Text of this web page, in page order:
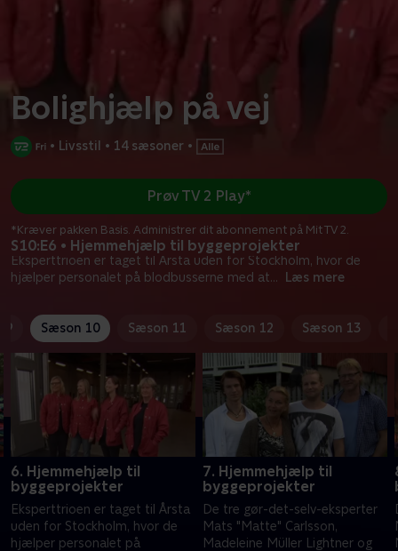
Bolighjælp på vej
• Livsstil • 14 sæsoner •
S10:E6 • Hjemmehjælp til byggeprojekter
Eksperttrioen er taget til Årsta uden for Stockholm, hvor de
hjælper personalet på blodbusserne med at... Læs mere
Prøv TV 2 Play*
*Kræver pakken Basis. Administrer dit abonnement på Mit TV 2.
9 Sæson 10 Sæson 11 Sæson 12 Sæson 13
6. Hjemmehjælp til
byggeprojekter
Eksperttrioen er taget til Årsta
uden for Stockholm, hvor de
hjælper personalet på
7. Hjemmehjælp til
byggeprojekter
De tre gør-det-selv-eksperter
Mats "Matte" Carlsson,
Madeleine Müller Lightner og